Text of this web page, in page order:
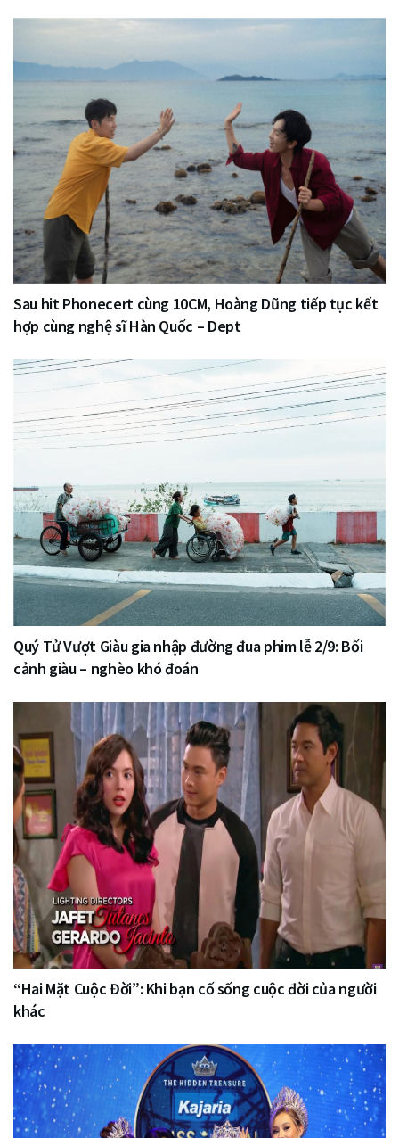
Sau hit Phonecert cùng 10CM, Hoàng Dũng tiếp tục kết
hợp cùng nghệ sĩ Hàn Quốc – Dept
Quý Tử Vượt Giàu gia nhập đường đua phim lễ 2/9: Bối
cảnh giàu – nghèo khó đoán
“Hai Mặt Cuộc Đời”: Khi bạn cố sống cuộc đời của người
khác